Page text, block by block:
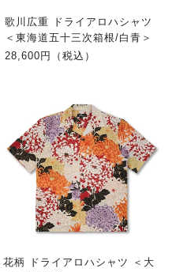
歌川広重 ドライアロハシャツ
＜東海道五十三次箱根/白青＞
28,600円（税込）
花柄 ドライアロハシャツ ＜大